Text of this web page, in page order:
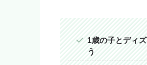
モヨ
「モヨ
1歳の子とディ
う